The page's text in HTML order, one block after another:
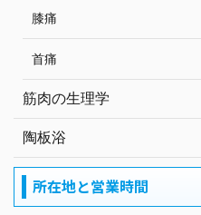
膝痛
首痛
筋肉の生理学
陶板浴
所在地と営業時間